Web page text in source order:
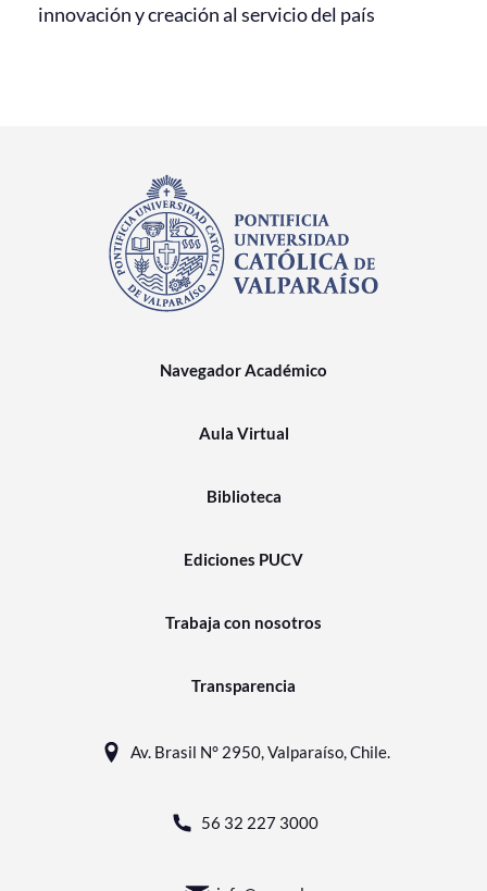
innovación y creación al servicio del país
Navegador Académico
Aula Virtual
Biblioteca
Ediciones PUCV
Trabaja con nosotros
Transparencia
Av. Brasil N° 2950, Valparaíso, Chile.
56 32 227 3000